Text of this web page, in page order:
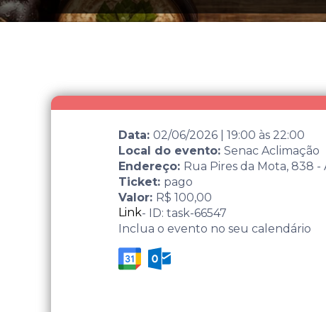
Data: 02/06/2026 19:00 às 22:00
Local do evento: Senac Aclimação
Endereço: Rua Pires da Mota, 838 -
Ticket: pago
Valor: R$ 100,00
Link- ID: task-66547
Inclua o evento no seu calendário